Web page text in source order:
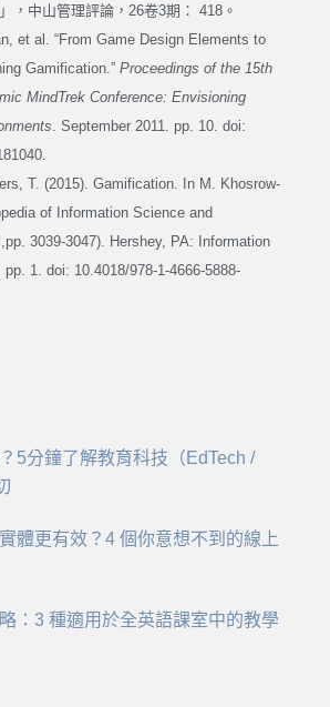
，中山管理評論，26卷3期： 418。
et al. “From Game Design Elements to
Gamification.” Proceedings of the 15th
MindTrek Conference: Envisioning
. September 2011. pp. 10. doi:
T. (2015). Gamification. In M. Khosrow-
of Information Science and
3039-3047). Hershey, PA: Information
1. doi: 10.4018/978-1-4666-5888-
5分鐘了解教育科技（EdTech /
體更有效？4 個你意想不到的線上
：3 種適用於全英語課室中的教學